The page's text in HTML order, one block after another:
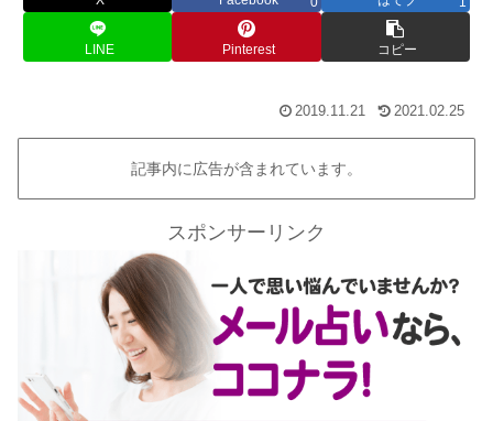
LINE Pinterest コピー
2019.11.21 2021.02.25
記事内に広告が含まれています。
スポンサーリンク